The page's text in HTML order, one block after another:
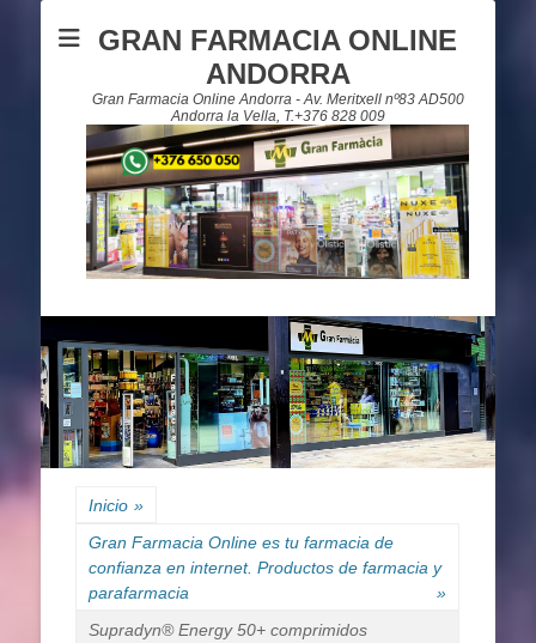
GRAN FARMACIA ONLINE
ANDORRA
Gran Farmacia Online Andorra - Av. Meritxell nº83 AD500
Andorra la Vella, T.+376 828 009
Inicio »
Gran Farmacia Online es tu farmacia de
confianza en internet. Productos de farmacia y
parafarmacia
»
Supradyn® Energy 50+ comprimidos